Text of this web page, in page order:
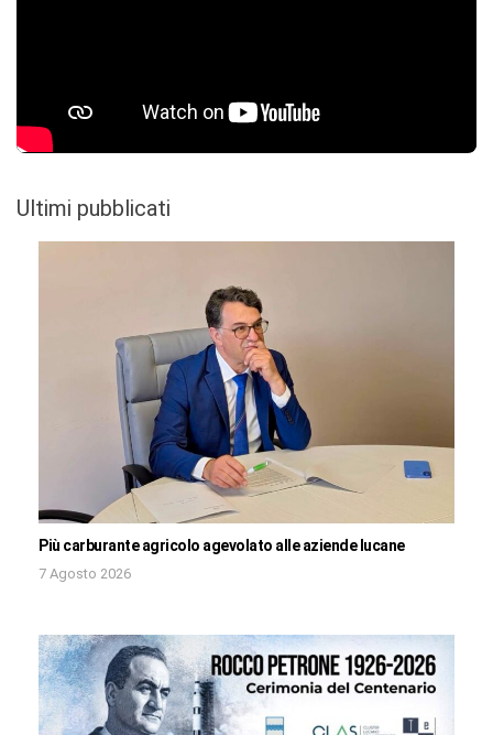
Ultimi pubblicati
Più carburante agricolo agevolato alle aziende lucane
7 Agosto 2026